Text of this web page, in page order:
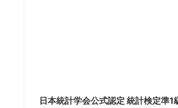
日本統計学会公式認定 統計検定準1